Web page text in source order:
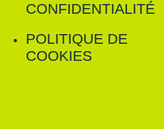
CONFIDENTIALITÉ
POLITIQUE DE
COOKIES